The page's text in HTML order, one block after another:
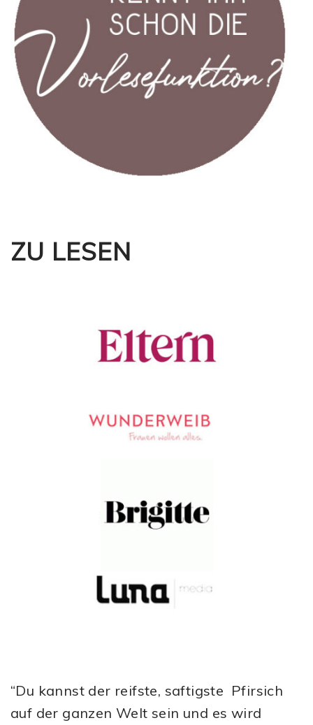
ZU LESEN
“Du kannst der reifste, saftigste Pfirsich
auf der ganzen Welt sein und es wird